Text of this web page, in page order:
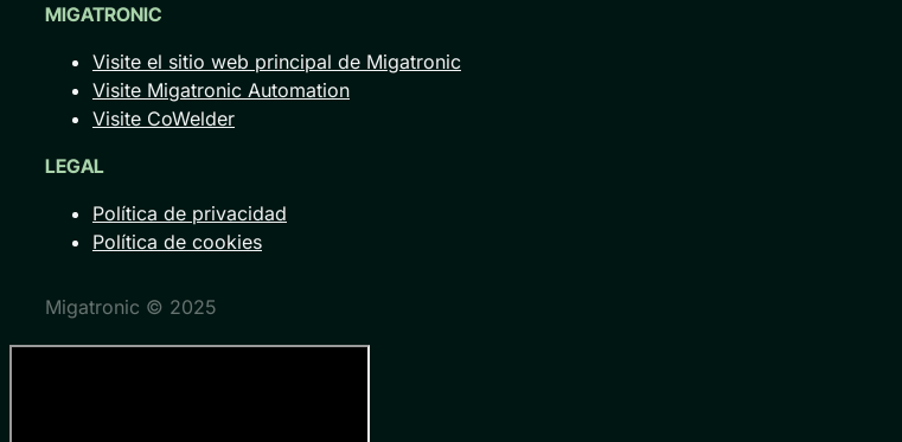
MIGATRONIC
Visite el sitio web principal de Migatronic
Visite Migatronic Automation
Visite CoWelder
LEGAL
Política de privacidad
Política de cookies
Migatronic © 2025